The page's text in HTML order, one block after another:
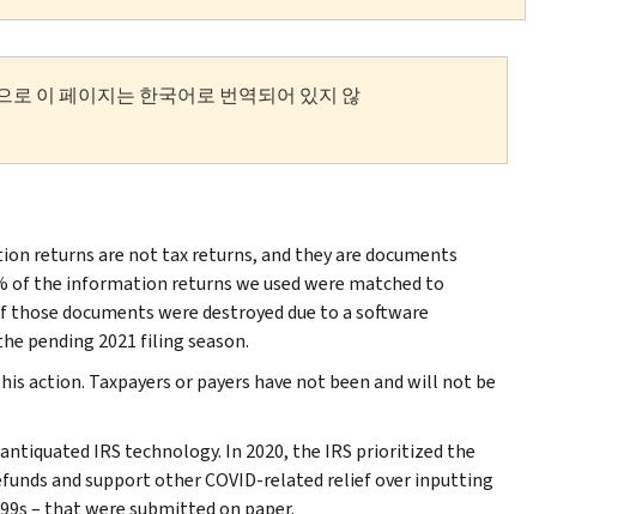
이 페이지는 한국어로 번역되어 있지 않
returns are not tax returns, and they are documents
of the information returns we used were matched to
documents were destroyed due to a software
pending 2021 filing season.
action. Taxpayers or payers have not been and will not be
IRS technology. In 2020, the IRS prioritized the
and support other COVID-related relief over inputting
– that were submitted on paper.